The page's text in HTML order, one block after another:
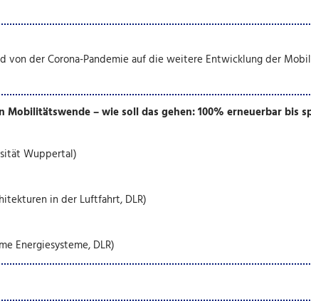
von der Corona-Pandemie auf die weitere Entwicklung der
Mobilitätswende – wie soll das gehen: 100% erneuerbar bis
Wuppertal)
in der Luftfahrt, DLR)
Energiesysteme, DLR)